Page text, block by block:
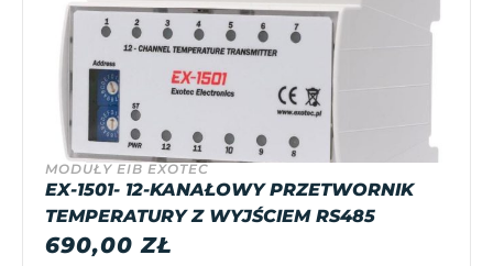
MODUŁY EIB EXOTEC
EX-1501- 12-KANAŁOWY PRZETWORNIK
TEMPERATURY Z WYJŚCIEM RS485
690,00ZŁ